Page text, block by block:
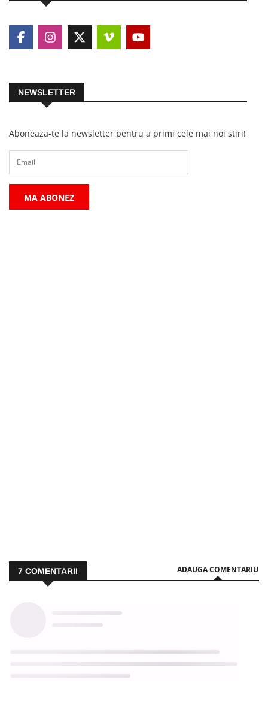
NEWSLETTER
Aboneaza-te la newsletter pentru a primi cele mai noi stiri!
MA ABONEZ
7 COMENTARII ADAUGA COMENTARIU